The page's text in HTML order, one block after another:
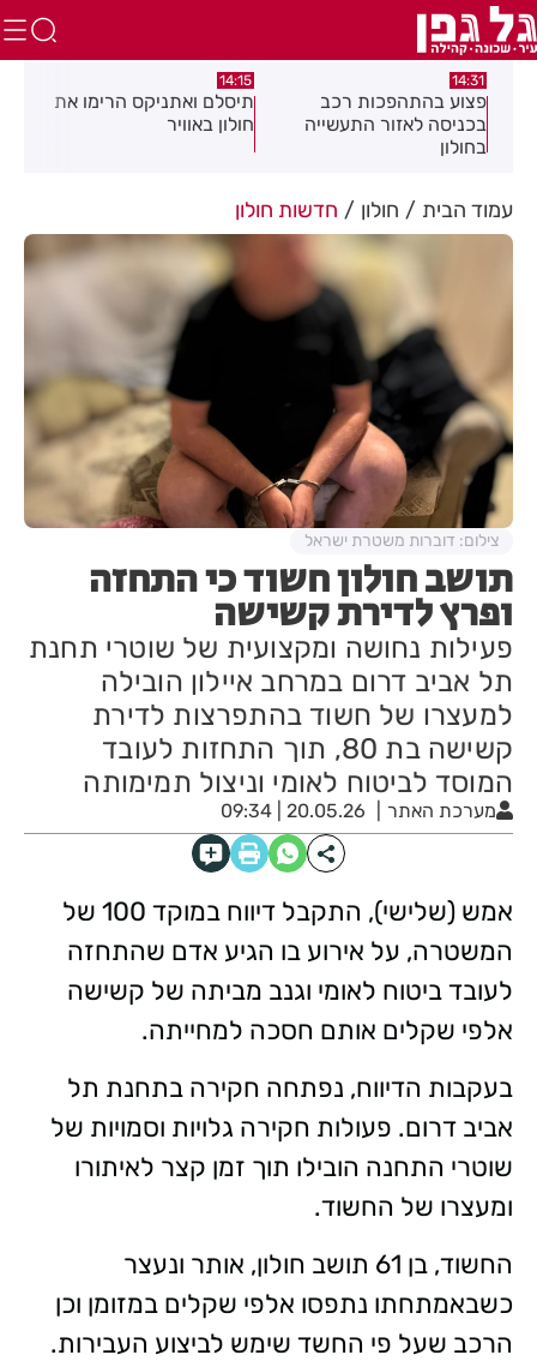
תיסלם ואתניקס הרימו את
חולון באוויר
פצוע בתאונת אופנוע
חולון
עמוד הבית חולון חדשות חולון
תושב חולון חשוד כי התחזה
ופרץ לדירת קשישה
פעילות נחושה ומקצועית של שוטרי תחנת
תל אביב דרום במרחב איילון הובילה
למעצרו של חשוד בהתפרצות לדירת
קשישה בת 80, תוך התחזות לעובד
המוסד לביטוח לאומי וניצול תמימותה
מערכת האתר 20.05.26 | 09:34
צילום: דוברות משטרת ישראל
אמש (שלישי), התקבל דיווח במוקד 100 של
המשטרה, על אירוע בו הגיע אדם שהתחזה
לעובד ביטוח לאומי וגנב מביתה של קשישה
אלפי שקלים אותם חסכה למחייתה.
בעקבות הדיווח, נפתחה חקירה בתחנת תל
אביב דרום. פעולות חקירה גלויות וסמויות של
שוטרי התחנה הובילו תוך זמן קצר לאיתורו
ומעצרו של החשוד.
החשוד, בן 61 תושב חולון, אותר ונעצר
כשבאמתחתו נתפסו אלפי שקלים במזומן וכן
הרכב שעל פי החשד שימש לביצוע העבירות.